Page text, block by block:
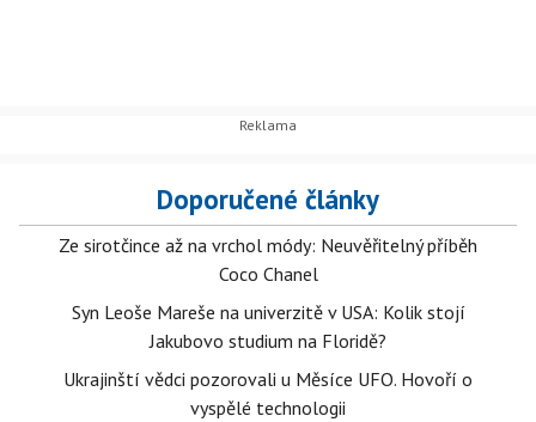
Doporučené články
Ze sirotčince až na vrchol módy: Neuvěřitelný příběh
Coco Chanel
Syn Leoše Mareše na univerzitě v USA: Kolik stojí
Jakubovo studium na Floridě?
Ukrajinští vědci pozorovali u Měsíce UFO. Hovoří o
vyspělé technologii